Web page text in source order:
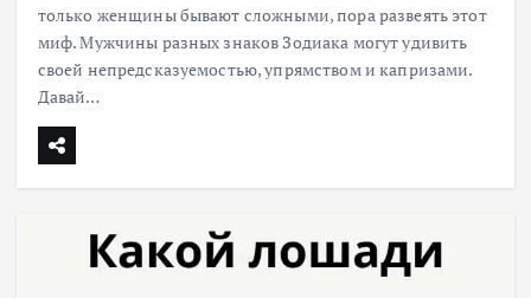
только женщины бывают сложными, пора развеять этот
миф. Мужчины разных знаков Зодиака могут удивить
своей непредсказуемостью, упрямством и капризами.
Давай…